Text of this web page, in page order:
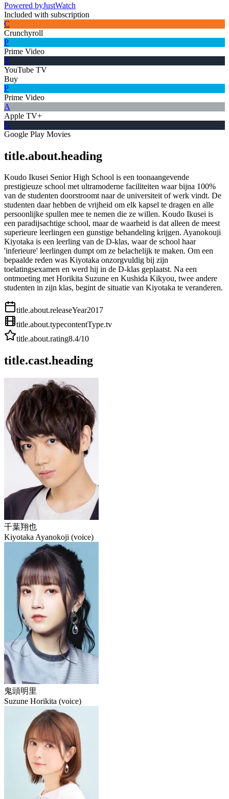
Powered byJustWatch
Included with subscription
C
Crunchyroll
P
Prime Video
Y
YouTube TV
Buy
P
Prime Video
A
Apple TV+
G
Google Play Movies
title.about.heading
Koudo Ikusei Senior High School is een toonaangevende
prestigieuze school met ultramoderne faciliteiten waar bijna 100%
van de studenten doorstroomt naar de universiteit of werk vindt. De
studenten daar hebben de vrijheid om elk kapsel te dragen en alle
persoonlijke spullen mee te nemen die ze willen. Koudo Ikusei is
een paradijsachtige school, maar de waarheid is dat alleen de meest
superieure leerlingen een gunstige behandeling krijgen. Ayanokouji
Kiyotaka is een leerling van de D-klas, waar de school haar
'inferieure' leerlingen dumpt om ze belachelijk te maken. Om een ​​
bepaalde reden was Kiyotaka onzorgvuldig bij zijn
toelatingsexamen en werd hij in de D-klas geplaatst. Na een
ontmoeting met Horikita Suzune en Kushida Kikyou, twee andere
studenten in zijn klas, begint de situatie van Kiyotaka te veranderen.
title.about.releaseYear2017
title.about.typecontentType.tv
title.about.rating8.4/10
title.cast.heading
千葉翔也
Kiyotaka Ayanokoji (voice)
鬼頭明里
Suzune Horikita (voice)